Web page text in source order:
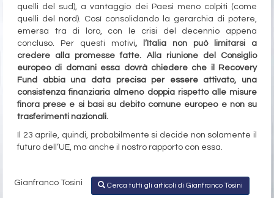
quelli del sud), a vantaggio dei Paesi meno colpiti (come
quelli del nord). Così consolidando la gerarchia di potere,
emersa tra di loro, con le crisi del decennio appena
concluso. Per questi motivi, l’Italia non può limitarsi a
credere alla promesse fatte. Alla riunione del Consiglio
europeo di domani essa dovrà chiedere che il Recovery
Fund abbia una data precisa per essere attivato, una
consistenza finanziaria almeno doppia rispetto alle misure
finora prese e si basi su debito comune europeo e non su
trasferimenti nazionali.
Il 23 aprile, quindi, probabilmente si decide non solamente il
futuro dell’UE, ma anche il nostro rapporto con essa.
Gianfranco Tosini Cerca tutti gli articoli di Gianfranco Tosini